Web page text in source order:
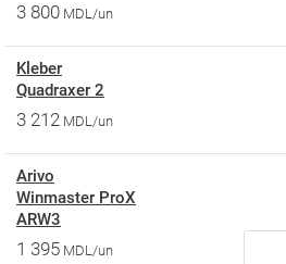
3 800 MDL/un
Kleber
Quadraxer 2
3 212 MDL/un
Arivo
Winmaster ProX
ARW3
1 395 MDL/un